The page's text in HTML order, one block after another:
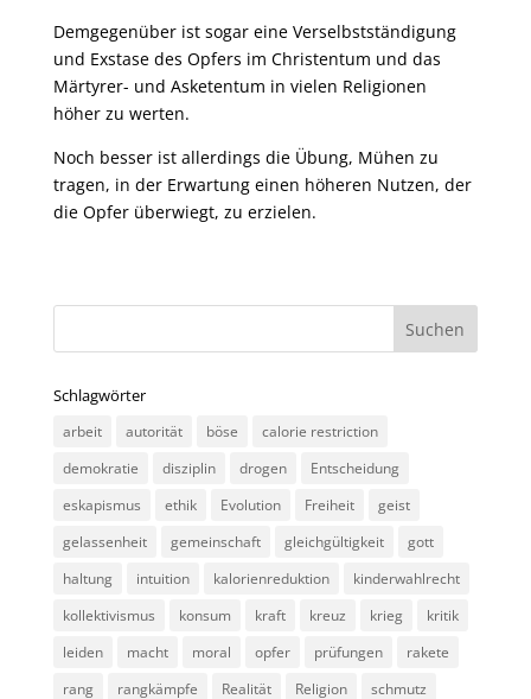
Demgegenüber ist sogar eine Verselbstständigung
und Exstase des Opfers im Christentum und das
Märtyrer- und Asketentum in vielen Religionen
höher zu werten.
Noch besser ist allerdings die Übung, Mühen zu
tragen, in der Erwartung einen höheren Nutzen, der
die Opfer überwiegt, zu erzielen.
Schlagwörter
arbeit autorität böse
calorie restriction
demokratie
disziplin drogen
Entscheidung
eskapismus
ethik Evolution Freiheit
geist
gelassenheit
gemeinschaft gleichgültigkeit
gott
haltung
intuition kalorienreduktion
kinderwahlrecht
kollektivismus
konsum kraft kreuz krieg
kritik
leiden
macht moral opfer prüfungen
rakete
rang
rangkämpfe Realität Religion
schmutz